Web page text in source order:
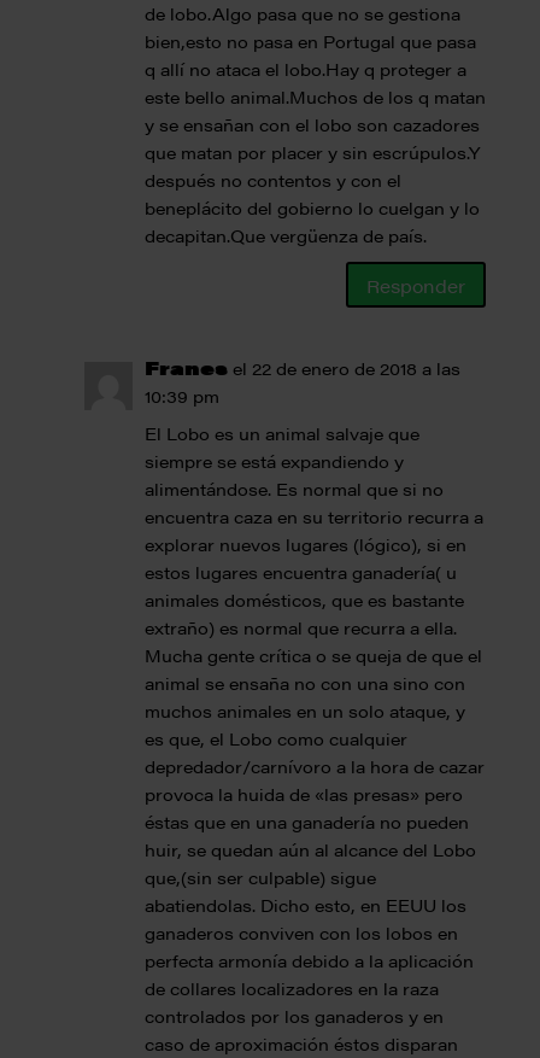
de lobo.Algo pasa que no se gestiona
bien,esto no pasa en Portugal que pasa
q allí no ataca el lobo.Hay q proteger a
este bello animal.Muchos de los q matan
y se ensañan con el lobo son cazadores
que matan por placer y sin escrúpulos.Y
después no contentos y con el
beneplácito del gobierno lo cuelgan y lo
decapitan.Que vergüenza de país.
Responder
Franes el 22 de enero de 2018 a las
10:39 pm
El Lobo es un animal salvaje que
siempre se está expandiendo y
alimentándose. Es normal que si no
encuentra caza en su territorio recurra a
explorar nuevos lugares (lógico), si en
estos lugares encuentra ganadería( u
animales domésticos, que es bastante
extraño) es normal que recurra a ella.
Mucha gente crítica o se queja de que el
animal se ensaña no con una sino con
muchos animales en un solo ataque, y
es que, el Lobo como cualquier
depredador/carnívoro a la hora de cazar
provoca la huida de «las presas» pero
éstas que en una ganadería no pueden
huir, se quedan aún al alcance del Lobo
que,(sin ser culpable) sigue
abatiendolas. Dicho esto, en EEUU los
ganaderos conviven con los lobos en
perfecta armonía debido a la aplicación
de collares localizadores en la raza
controlados por los ganaderos y en
caso de aproximación éstos disparan